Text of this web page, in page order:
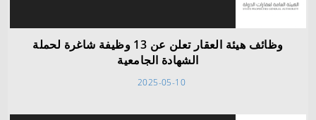
وظائف هيئة العقار تعلن عن 13 وظيفة شاغرة لحملة
الشهادة الجامعية
2025-05-10